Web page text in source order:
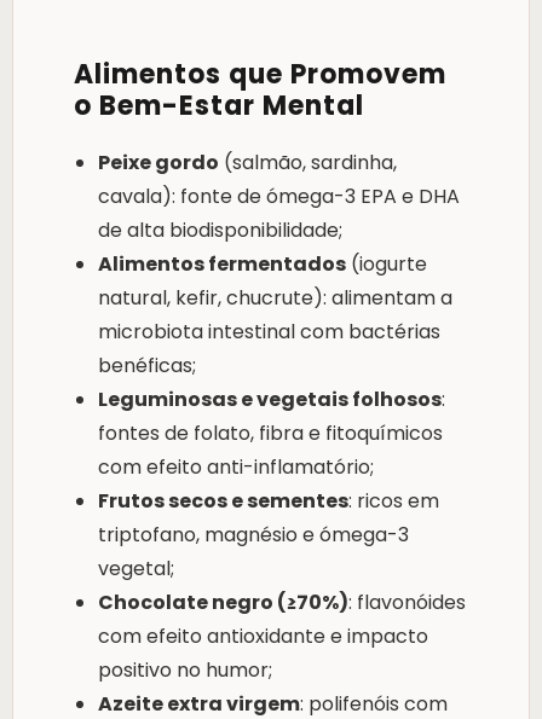
Alimentos que Promovem
o Bem-Estar Mental
Peixe gordo (salmão, sardinha,
cavala): fonte de ómega-3 EPA e DHA
de alta biodisponibilidade;
Alimentos fermentados (iogurte
natural, kefir, chucrute): alimentam a
microbiota intestinal com bactérias
benéficas;
Leguminosas e vegetais folhosos:
fontes de folato, fibra e fitoquímicos
com efeito anti-inflamatório;
Frutos secos e sementes: ricos em
triptofano, magnésio e ómega-3
vegetal;
Chocolate negro (≥70%): flavonóides
com efeito antioxidante e impacto
positivo no humor;
Azeite extra virgem: polifenóis com